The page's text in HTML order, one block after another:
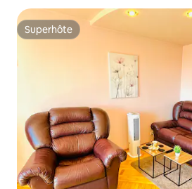
Superhôte
Superhôte